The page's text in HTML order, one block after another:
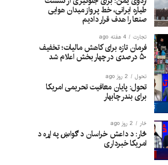
طیاره ایرانی، خط پرواز میدان هوایی
صنعا را هدف قرار دادیم
تجارت 4 هفته ago
فرمان تازه برای کاهش مالیات؛ تخفیف
۵۰ درصدی در چهار بخش اعلام شد
تحول 2 روز ago
تحول: پایان معافیت تحریمی امریکا
برای بندر چابهار
څار 2 روز ago
څار: د داعش خراسان د ګواښ په اړه د
امریکا خبرداری